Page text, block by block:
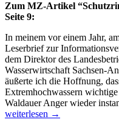
Zum MZ-Artikel
Seite 9:
In meinem vor einem Jahr,
Leserbrief zur
dem Direktor des
Wasserwirtschaft Sachsen-
äußerte ich die Hoffnung,
Extremhochwassern
Waldauer Anger wieder
Leserbrief
weiterlesen →